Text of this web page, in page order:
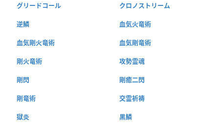
グリードコール クロノストリーム
逆鱗 血気火竜術
血気剛火竜術 血気剛竜術
剛火竜術 攻勢霊魂
剛閃 剛癒二閃
剛竜術 交霊祈祷
獄炎 黒鱗